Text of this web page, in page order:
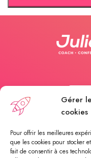
Gérer
cookies
Pour offrir les meilleures
que les cookies pour stocker
fait de consentir à ces